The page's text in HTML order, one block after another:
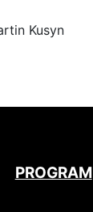
Kusyn
PROGRAM